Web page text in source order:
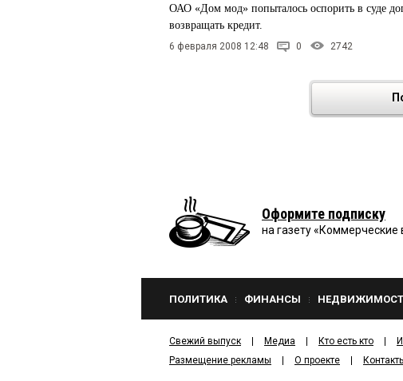
ОАО «Дом мод» попыталось оспорить в суде
возвращать кредит.
6 февраля 2008 12:48 0 2742
Оформите подписку
на газету «Коммерческие
ПОЛИТИКА ФИНАНСЫ
Свежий выпуск Медиа Кто есть кто
Размещение рекламы
О проекте